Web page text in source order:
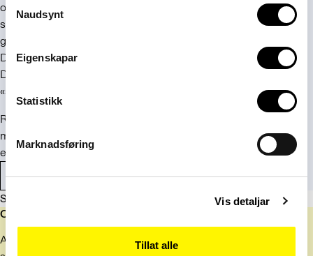
Selection
Naudsynt
Eigenskapar
Statistikk
Marknadsføring
Vis detaljar
Tillat alle
opphavspersonen, foretrekker en mer etymologisk
skrivemåte. Men lista ovenfor viser at dette vanskelig kan
gjøres til en gyllen regel. Legg forresten merke til
Dette ordet fikk fornorsket skrivemåte senere enn saksofon.
Det er ikke så rart, med tanke på at ordet er mer forbeholdt
«spesialister» som kjenner til oppfinneren av instrumentet.
Rene sammensetninger med personnavn som førsteledd er
mindre utsatt for endring. Det samme gjelder ord som vekker
en forestilling om personen hos de fleste språkbrukerne.
Importord og skrivemåte
Sist oppdatert: 1. januar 2024
Om basen
Artiklene i svarbasen er skrevet av rådgivere i Språkrådets